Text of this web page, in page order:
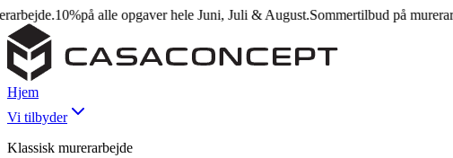
10%på alle opgaver hele Juni, Juli & August.Sommertilbud på
Hjem
Vi tilbyder
Klassisk murerarbejde